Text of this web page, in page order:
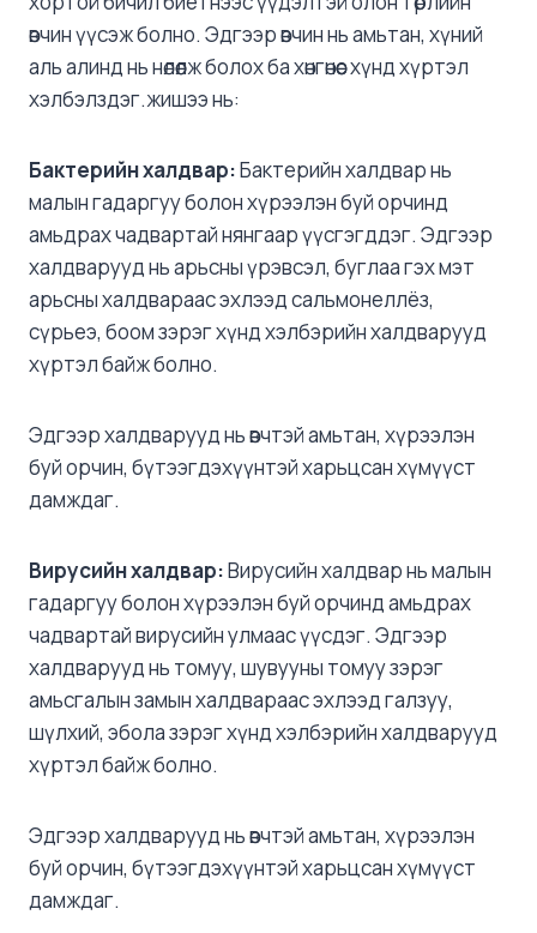
өвчин үүсэж болно. Эдгээр өвчин нь амьтан, хүний ​​
аль алинд нь нөлөөлж болох ба хөнгөнөөс хүнд хүртэл
хэлбэлздэг.жишээ нь:
Бактерийн халдвар:Бактерийн халдвар нь
малын гадаргуу болон хүрээлэн буй орчинд
амьдрах чадвартай нянгаар үүсгэгддэг. Эдгээр
халдварууд нь арьсны үрэвсэл, буглаа гэх мэт
арьсны халдвараас эхлээд сальмонеллёз,
сүрьеэ, боом зэрэг хүнд хэлбэрийн халдварууд
хүртэл байж болно.
Эдгээр халдварууд нь өвчтэй амьтан, хүрээлэн
буй орчин, бүтээгдэхүүнтэй харьцсан хүмүүст
дамждаг.
Вирусийн халдвар:Вирусийн халдвар нь малын
гадаргуу болон хүрээлэн буй орчинд амьдрах
чадвартай вирусийн улмаас үүсдэг. Эдгээр
халдварууд нь томуу, шувууны томуу зэрэг
амьсгалын замын халдвараас эхлээд галзуу,
шүлхий, эбола зэрэг хүнд хэлбэрийн халдварууд
хүртэл байж болно.
Эдгээр халдварууд нь өвчтэй амьтан, хүрээлэн
буй орчин, бүтээгдэхүүнтэй харьцсан хүмүүст
дамждаг.